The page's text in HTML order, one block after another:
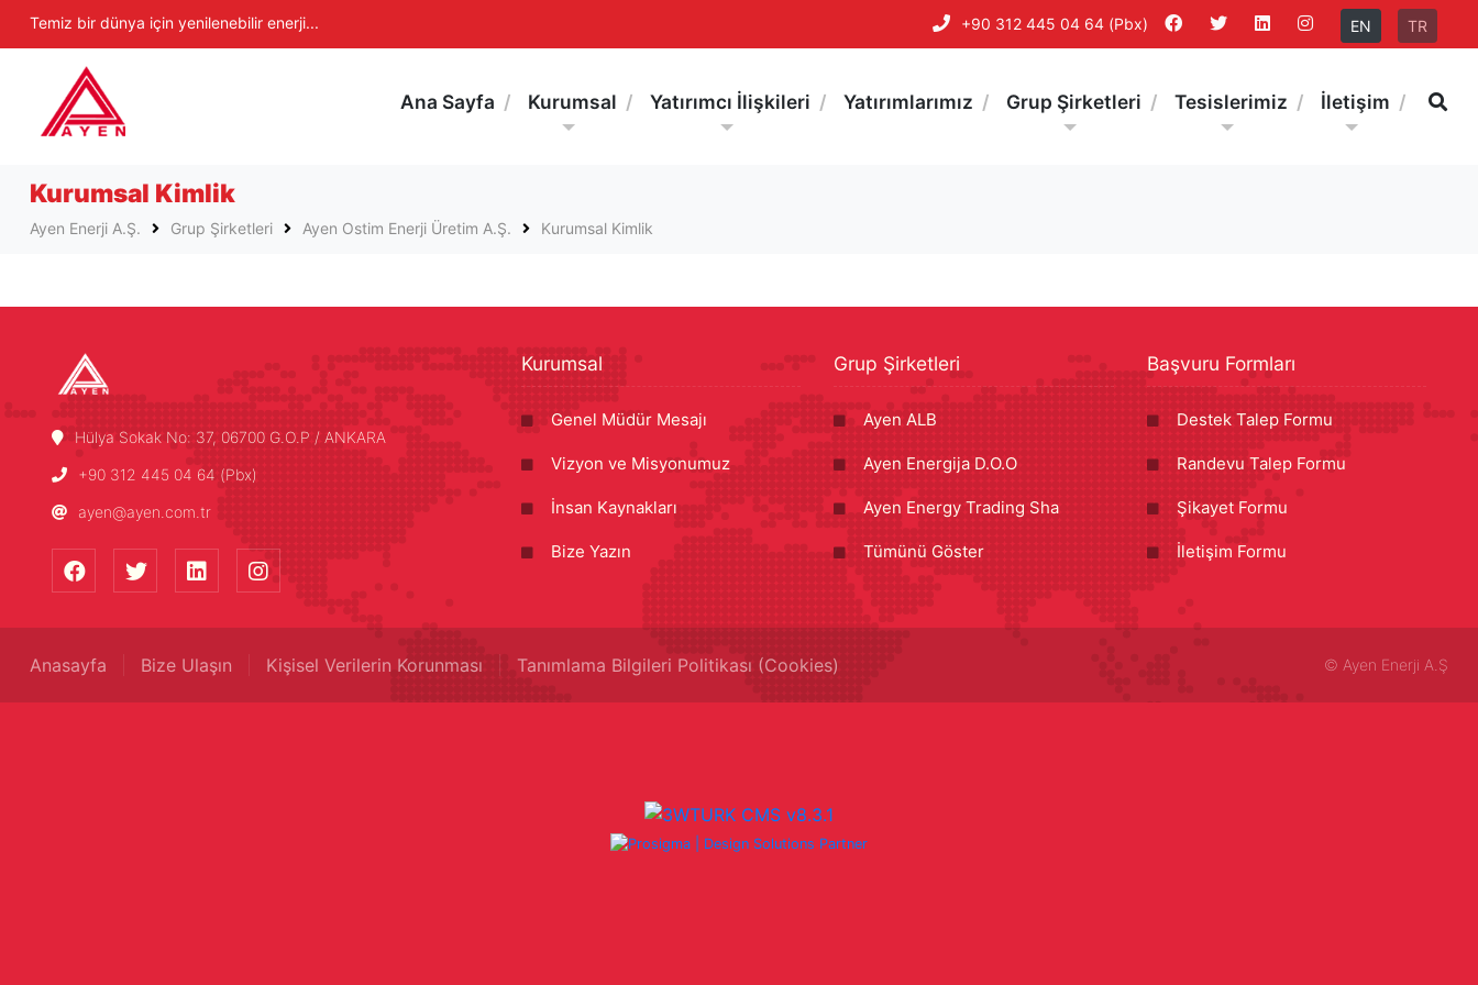
Ayen Enerji A.Ş +90 312 445 04 64 (Pbx) EN TR
Temiz bir dünya için yenilenebilir enerji...
Ana Sayfa Kurumsal Yatırımcı İlişkileri Yatırımlarımız Grup Şirketleri Tesislerimiz İletişim
Kurumsal Kimlik
Ayen Enerji A.Ş. Grup Şirketleri Ayen Ostim Enerji Üretim A.Ş. Kurumsal Kimlik
Hülya Sokak No: 37, 06700 G.O.P / ANKARA
+90 312 445 04 64 (Pbx)
ayen@ayen.com.tr
Kurumsal
Genel Müdür Mesajı
Vizyon ve Misyonumuz
İnsan Kaynakları
Bize Yazın
Grup Şirketleri
Ayen ALB
Ayen Energija D.O.O
Ayen Energy Trading Sha
Tümünü Göster
Başvuru Formları
Destek Talep Formu
Randevu Talep Formu
Şikayet Formu
İletişim Formu
Anasayfa Bize Ulaşın Kişisel Verilerin Korunması Tanımlama Bilgileri Politikası (Cookies) © Ayen Enerji A.Ş